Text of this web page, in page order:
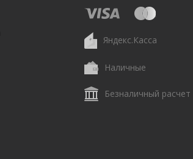
Яндекс.Касса
Наличные
Безналичный расчет